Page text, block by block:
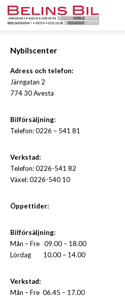
Nybilscenter
Adress och telefon:
Järngatan 2
774 30 Avesta
Bilförsäljning:
Telefon: 0226 – 541 81
Verkstad:
Telefon: 0226-541 82
Växel: 0226-540 10
Öppettider:
Bilförsäljning:
Mån – Fre 09.00 – 18.00
Lördag 10.00 – 14.00
Verkstad:
Mån – Fre 06.45 – 17.00